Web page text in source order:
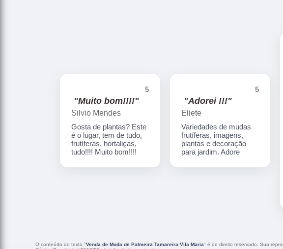
5
"Muito bom!!!!"
Silvio Mendes
Gosta de plantas? Este
é o lugar, tem de tudo,
frutíferas, hortaliças,
tudo!!!! Muito bom!!!!
5
"Adorei !!!"
Eliete
Variedades de mudas
frutíferas, imagens,
plantas e decoração
para jardim. Adore
O conteúdo do texto "Venda de Muda de Palmeira Tamareira Vila Maria" é de direito reservado. Sua